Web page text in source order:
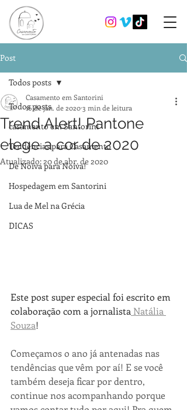
Post
Todos posts
casamento em Santorini
Tendências para Casamento
De Noiva para Noiva!
Hospedagem em Santorini
Lua de Mel na Grécia
DICAS
Todos posts
Trend Alert! Pantone
elege a cor de 2020
Casamento em Santorini
16 de jan. de 20203 min de leitura
Atualizado:20 de abr. de 2020
Este post super especial foi escrito em
colaboração com a jornalista Natália
Souza!
Começamos o ano já antenadas nas
tendências que vêm por aí! E se você
também deseja ficar por dentro,
continue nos acompanhando porque